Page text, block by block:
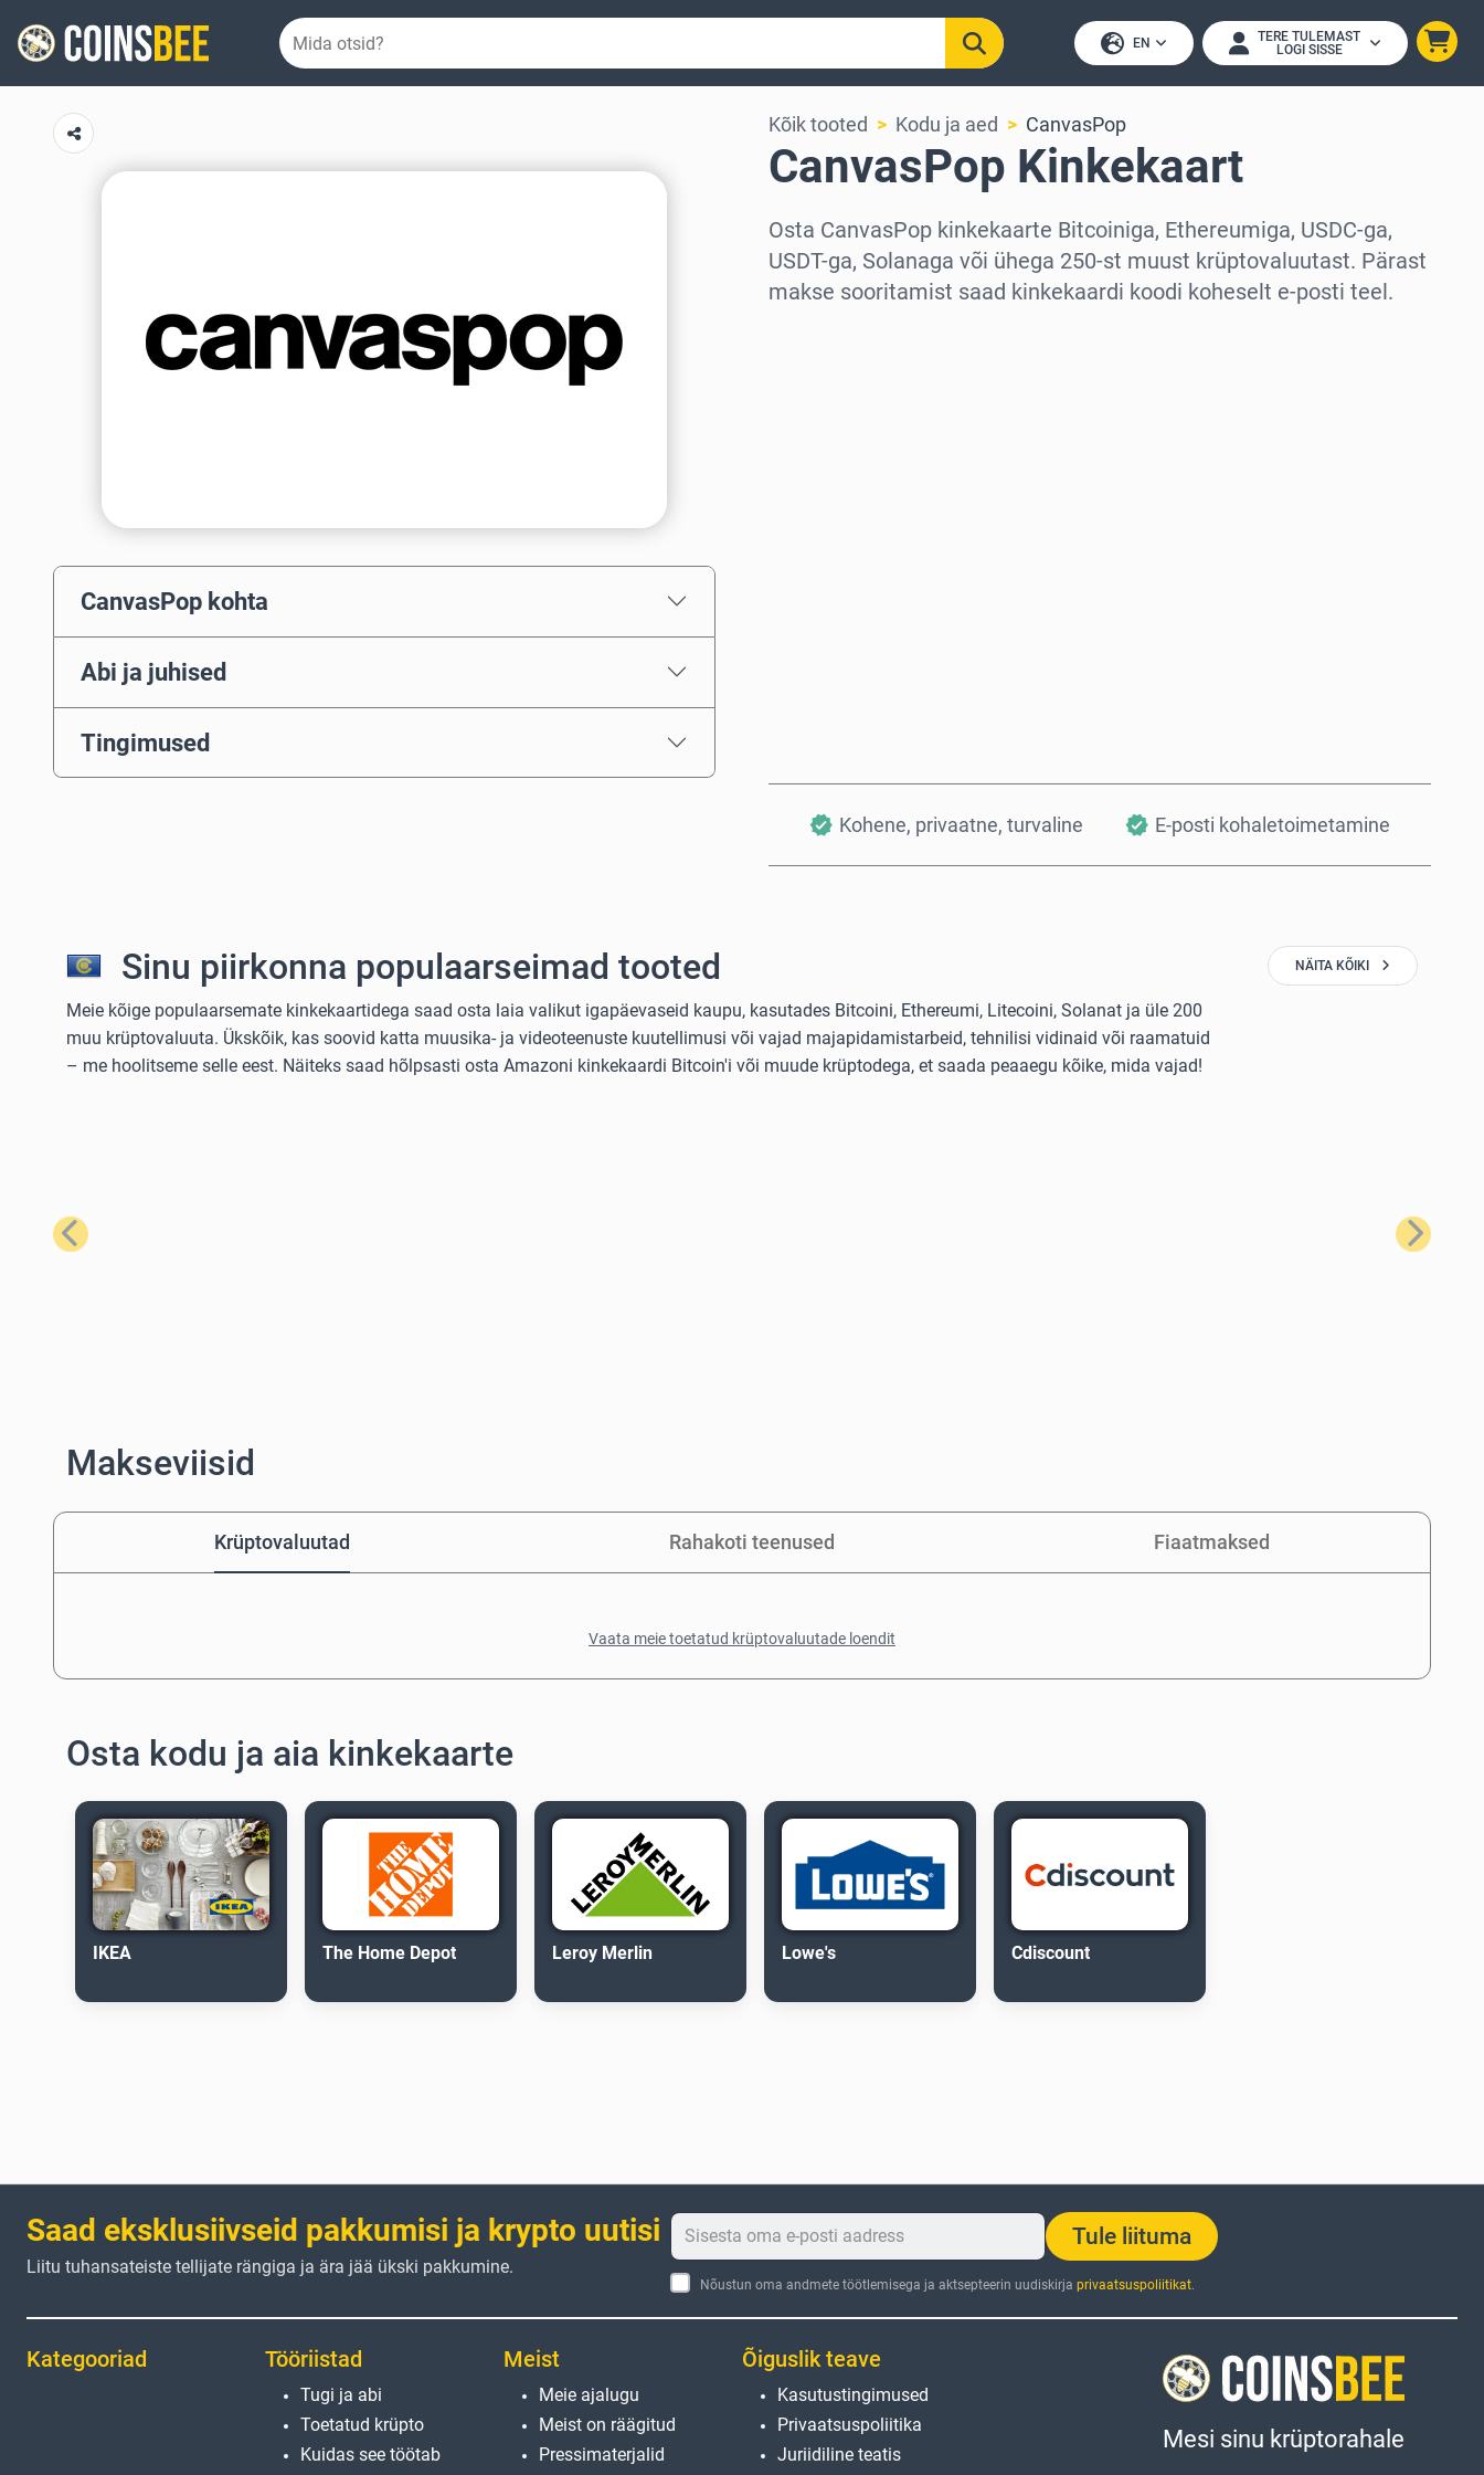
EN
TERE TULEMAST
LOGI SISSE
CanvasPop kohta
Abi ja juhised
Tingimused
Kõik tooted Kodu ja aed CanvasPop
CanvasPop Kinkekaart
Osta CanvasPop kinkekaarte Bitcoiniga, Ethereumiga, USDC-ga,
USDT-ga, Solanaga või ühega 250-st muust krüptovaluutast. Pärast
makse sooritamist saad kinkekaardi koodi koheselt e-posti teel.
Kohene, privaatne, turvaline E-posti kohaletoimetamine
Sinu piirkonna populaarseimad tooted
Meie kõige populaarsemate kinkekaartidega saad osta laia valikut igapäevaseid kaupu, kasutades Bitcoini, Ethereumi, Litecoini, Solanat ja üle 200
muu krüptovaluuta. Ükskõik, kas soovid katta muusika- ja videoteenuste kuutellimusi või vajad majapidamistarbeid, tehnilisi vidinaid või raamatuid
– me hoolitseme selle eest. Näiteks saad hõlpsasti osta Amazoni kinkekaardi Bitcoin'i või muude krüptodega, et saada peaaegu kõike, mida vajad!
NÄITA KÕIKI
Eelmine Järgmine
Makseviisid
Krüptovaluutad Rahakoti teenused Fiaatmaksed
Vaata meie toetatud krüptovaluutade loendit
Osta kodu ja aia kinkekaarte
IKEA The Home Depot Leroy Merlin Lowe's Cdiscount
Saad eksklusiivseid pakkumisi ja krypto uutisi
Liitu tuhansateiste tellijate rängiga ja ära jää ükski pakkumine.
Tule liituma
Nõustun oma andmete töötlemisega ja aktsepteerin uudiskirja privaatsuspoliitikat.
Kategooriad Tööriistad
Tugi ja abi
Toetatud krüpto
Kuidas see töötab
Meist
Meie ajalugu
Meist on räägitud
Pressimaterjalid
Õiguslik teave
Kasutustingimused
Privaatsuspoliitika
Juriidiline teatis
Mesi sinu krüptorahale